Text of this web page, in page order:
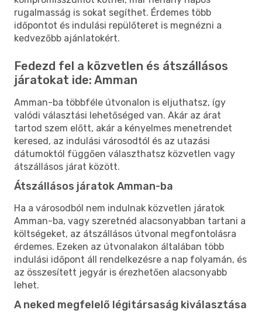
rugalmasság is sokat segíthet. Érdemes több
időpontot és indulási repülőteret is megnézni a
kedvezőbb ajánlatokért.
Fedezd fel a közvetlen és átszállásos
járatokat ide: Amman
Amman-ba többféle útvonalon is eljuthatsz, így
valódi választási lehetőséged van. Akár az árat
tartod szem előtt, akár a kényelmes menetrendet
keresed, az indulási városodtól és az utazási
dátumoktól függően választhatsz közvetlen vagy
átszállásos járat között.
Átszállásos járatok Amman-ba
Ha a városodból nem indulnak közvetlen járatok
Amman-ba, vagy szeretnéd alacsonyabban tartani a
költségeket, az átszállásos útvonal megfontolásra
érdemes. Ezeken az útvonalakon általában több
indulási időpont áll rendelkezésre a nap folyamán, és
az összesített jegyár is érezhetően alacsonyabb
lehet.
A neked megfelelő légitársaság kiválasztása